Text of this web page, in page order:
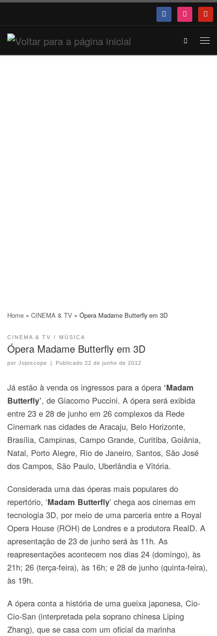
Search
Home » CINEMA & TV » Ópera Madame Butterfly em 3D
CINEMA & TV MÚSICA
Ópera Madame Butterfly em 3D
por Jojoscope | Publicado22 de junho de 2012
Já estão à venda os ingressos para a ópera ‘Madam
Butterfly’, de Giacomo Puccini. A ópera será exibida
entre 23 e 28 de junho em 26 complexos da Rede
Cinemark nas cidades de Aracaju, Belo Horizonte,
Brasília, Campinas, Campo Grande, Curitiba, Goiânia,
Natal, Porto Alegre, Rio de Janeiro, Santos, São José
dos Campos, São Paulo, Uberlândia e Vitória.
Considerada uma das óperas mais populares do
repertório, ‘Madam Butterfly’ chega aos cinemas em
tecnologia 3D, por meio de uma parceria entre a Royal
Opera House (ROH) de Londres e a produtora RealD. A
apresentação de 23 de junho será às 11h. As
reapresentações acontecem nos dias 24 (domingo), às
21h; 26 (terça-feira), às 16h; e 28 de junho (quinta-feira),
às 19h.
A ópera conta a história de uma gueixa japonesa, Cio-
Cio-San (interpretada pela soprano chinesa Liping
Zhang), que se casa com um oficial da marinha